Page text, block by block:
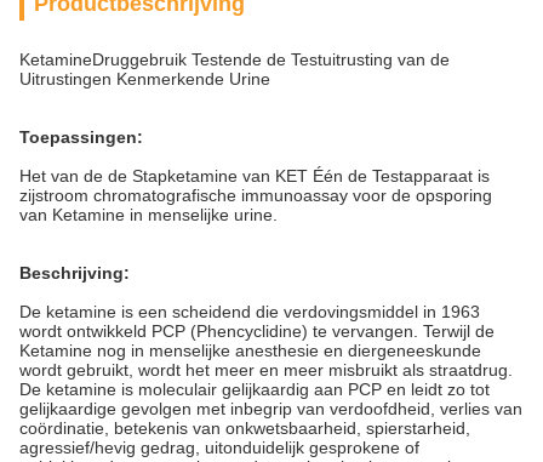
KetamineDruggebruik Testende de Testuitrusting van de
Uitrustingen Kenmerkende Urine
Toepassingen:
Het van de de Stapketamine van KET Één de Testapparaat is
zijstroom chromatografische immunoassay voor de opsporing
van Ketamine in menselijke urine.
Beschrijving:
De ketamine is een scheidend die verdovingsmiddel in 1963
wordt ontwikkeld PCP (Phencyclidine) te vervangen. Terwijl de
Ketamine nog in menselijke anesthesie en diergeneeskunde
wordt gebruikt, wordt het meer en meer misbruikt als straatdrug.
De ketamine is moleculair gelijkaardig aan PCP en leidt zo tot
gelijkaardige gevolgen met inbegrip van verdoofdheid, verlies van
coördinatie, betekenis van onkwetsbaarheid, spierstarheid,
agressief/hevig gedrag, uitonduidelijk gesprokene of